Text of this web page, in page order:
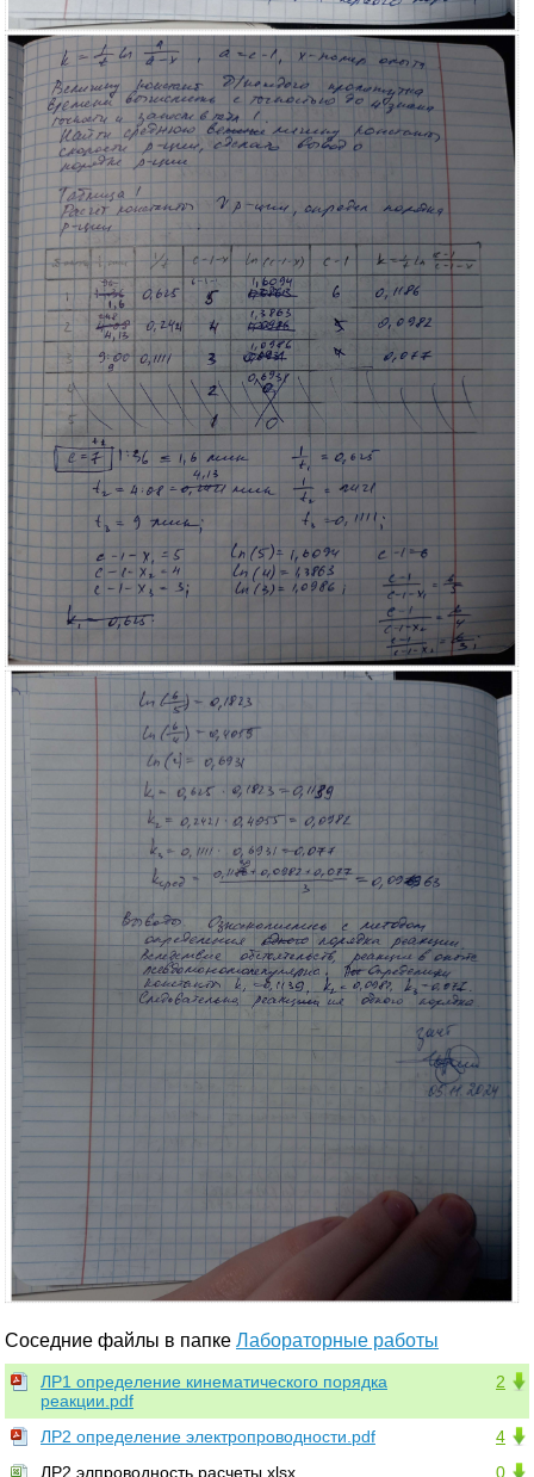
Соседние файлы в папке Лабораторные работы
2
ЛР1 определение кинематического порядка
реакции.pdf
4
ЛР2 определение электропроводности.pdf
0
ЛР2 элпроводность расчеты.xlsx